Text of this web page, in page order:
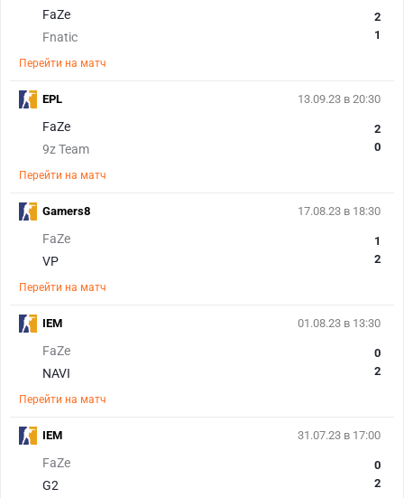
FaZe
Fnatic
2
1
Перейти на матч
13.09.23 в 20:30
FaZe
9z Team
2
0
Перейти на матч
EPL
17.08.23 в 18:30
FaZe
VP
1
2
Перейти на матч
Gamers8
01.08.23 в 13:30
FaZe
NAVI
0
2
Перейти на матч
IEM
31.07.23 в 17:00
FaZe
G2
0
2
IEM